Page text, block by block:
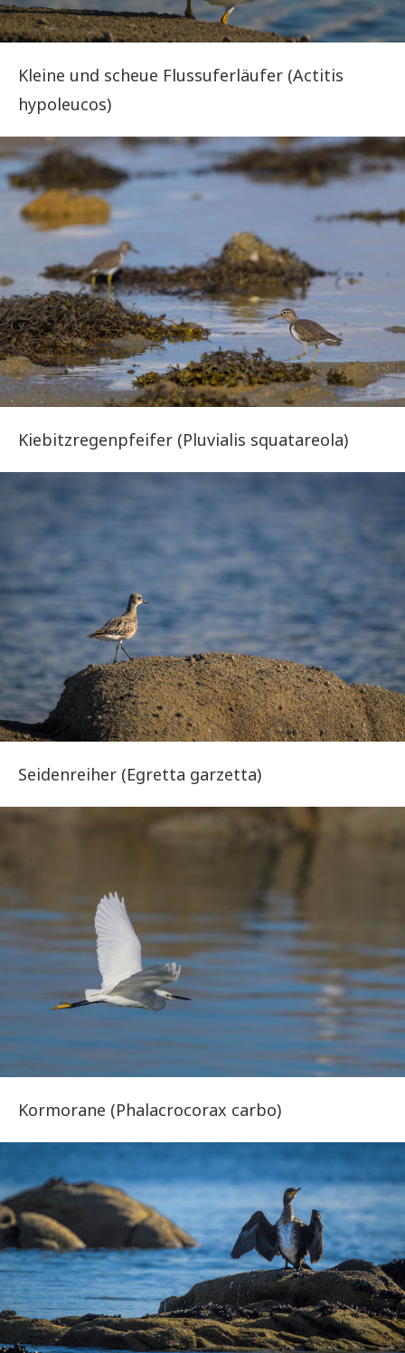
Kleine und scheue Flussuferläufer (Actitis
hypoleucos)
Kiebitzregenpfeifer (Pluvialis squatareola)
Seidenreiher (Egretta garzetta)
Kormorane (Phalacrocorax carbo)